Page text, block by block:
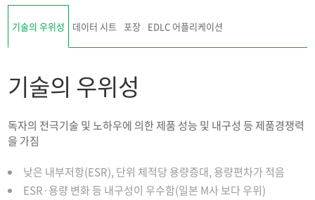
Puretron
기술의 우위성 데이터 시트 포장 EDLC 어플리케이션
기술의 우위성
독자의 전극기술 및 노하우에 의한 제품 성능 및 내구성 등 제품경쟁력
을 가짐
낮은 내부저항(ESR), 단위 체적당 용량증대, 용량편차가 적음
ESR·용량 변화 등 내구성이 우수함(일본 M사 보다 우위)